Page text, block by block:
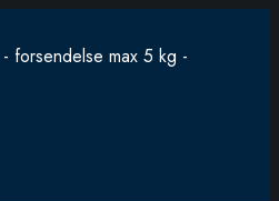
forsendelse max 5 kg -